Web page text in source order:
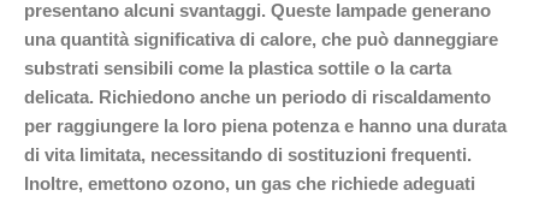
presentano alcuni svantaggi. Queste lampade generano
una quantità significativa di calore, che può danneggiare
substrati sensibili come la plastica sottile o la carta
delicata. Richiedono anche un periodo di riscaldamento
per raggiungere la loro piena potenza e hanno una durata
di vita limitata, necessitando di sostituzioni frequenti.
Inoltre, emettono ozono, un gas che richiede adeguati